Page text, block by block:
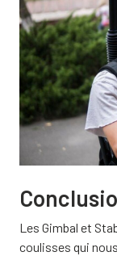
Les Gimbal et
coulisses qui